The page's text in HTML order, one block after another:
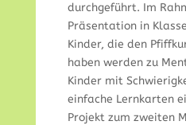
durchgeführt. Im
Präsentation in
Kinder, die den
haben werden zu
Kinder mit
einfache Lernkarten
Projekt zum zweiten